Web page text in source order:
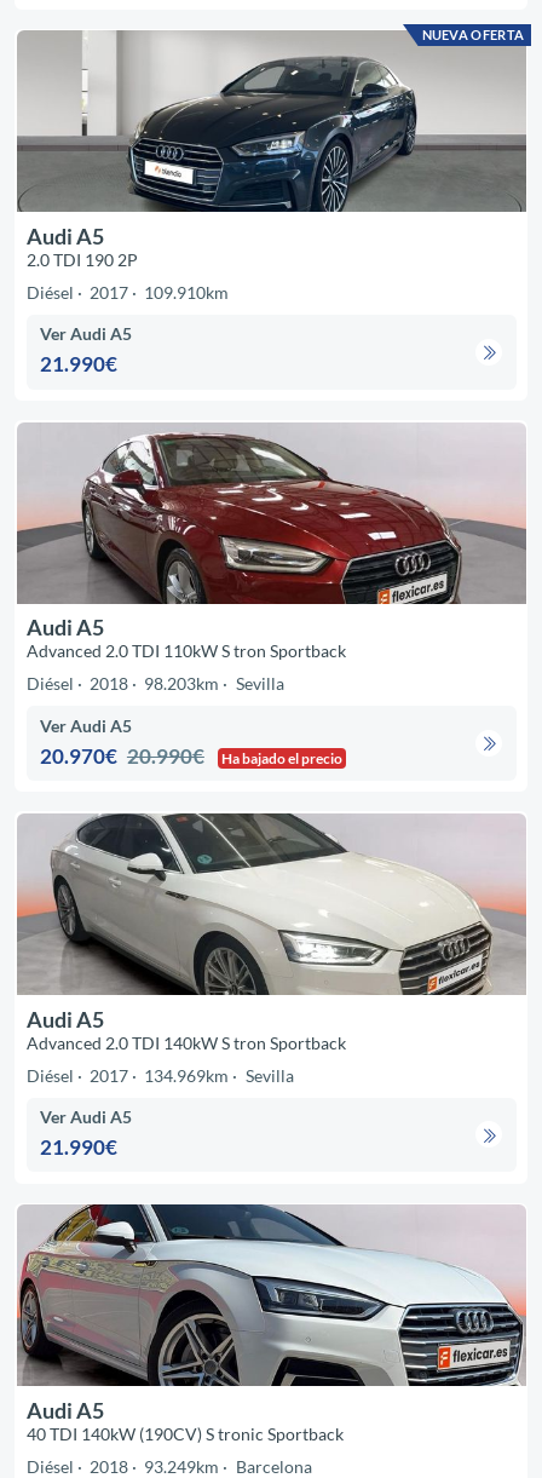
NUEVA OFERTA
Audi A5
2.0 TDI 190 2P
Diésel
2017 109.910km
Ver Audi A5
21.990€
Audi A5
Advanced 2.0 TDI 110kW S tron Sportback
Diésel
2018 98.203km Sevilla
Ver Audi A5
20.970€ 20.990€ Ha bajado el precio
Audi A5
Advanced 2.0 TDI 140kW S tron Sportback
Diésel
2017 134.969km Sevilla
Ver Audi A5
21.990€
Audi A5
40 TDI 140kW (190CV) S tronic Sportback
Diésel
2018 93.249km Barcelona